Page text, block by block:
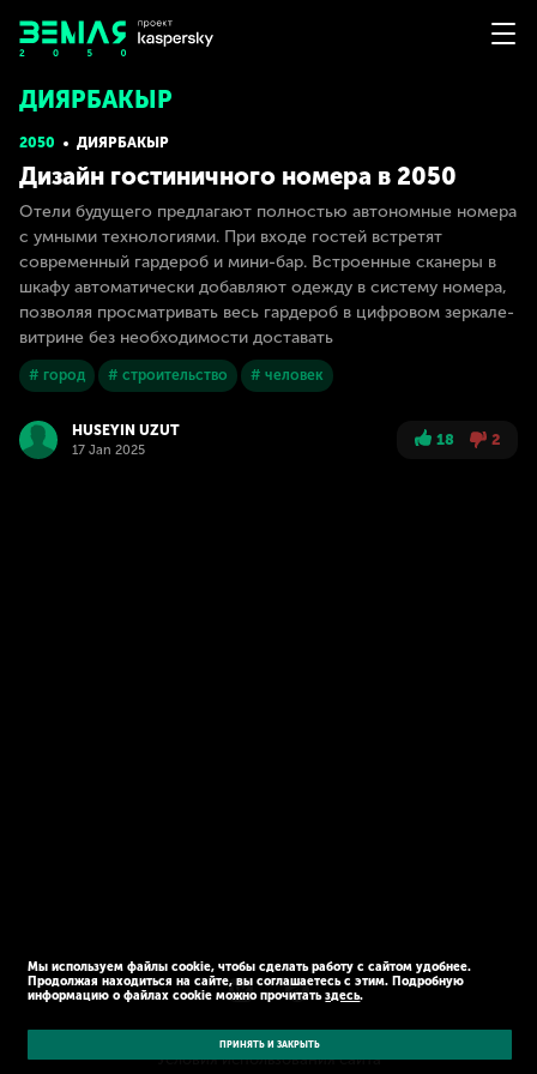
ДИЯРБАКЫР
2050 ДИЯРБАКЫР
Дизайн гостиничного номера в 2050
Отели будущего предлагают полностью автономные номера
с умными технологиями. При входе гостей встретят
современный гардероб и мини-бар. Встроенные сканеры в
шкафу автоматически добавляют одежду в систему номера,
позволяя просматривать весь гардероб в цифровом зеркале-
витрине без необходимости доставать
# город # строительство # человек
HUSEYIN UZUT
17 Jan 2025
18 2
Политика конфиденциальности
Условия использования сайта
Мы используем файлы cookie, чтобы сделать работу с сайтом удобнее.
Продолжая находиться на сайте, вы соглашаетесь с этим. Подробную
информацию о файлах cookie можно прочитатьздесь.
ПРИНЯТЬ И ЗАКРЫТЬ